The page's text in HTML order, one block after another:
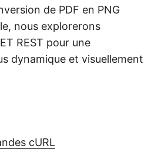
de PDF en PNG
nous explorerons
REST pour une
dynamique et visuellement
cURL